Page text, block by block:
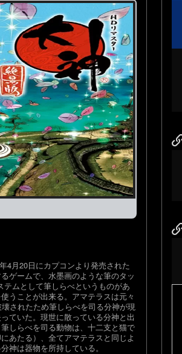
4月20日にカプコンより発売された
ゲームで、水墨画のような筆のタッ
ムとして筆しらべというものがあ
うことが出来る。アマテラスは元々
されたため筆しらべを司る分神が現
ていた。現世に散っている分神と出
しらべを司る動物は、十二支と猫で
あたる）、全てアマテラスと同じよ
神は器物を所持している。